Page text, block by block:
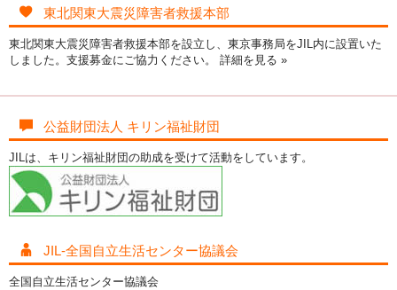
東北関東大震災障害者救援本部
東北関東大震災障害者救援本部を設立し、東京事務局をJIL内に設置いた
しました。支援募金にご協力ください。 詳細を見る »
公益財団法人 キリン福祉財団
JILは、キリン福祉財団の助成を受けて活動をしています。
JIL-全国自立生活センター協議会
全国自立生活センター協議会